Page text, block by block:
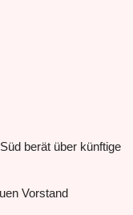
berät über künftige
Vorstand